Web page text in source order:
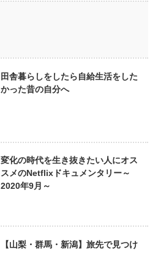
田舎暮らしをしたら自給生活をした
かった昔の自分へ
変化の時代を生き抜きたい人にオス
スメのNetflixドキュメンタリー～
2020年9月～
【山梨・群馬・新潟】旅先で見つけ